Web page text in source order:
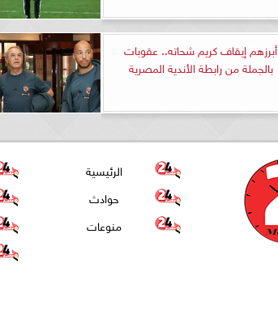
أبرزهم إيقاف كريم شحاته.. عقوبات
بالجملة من رابطة الأندية المصرية
الرئيسية
حوادث
منوعات